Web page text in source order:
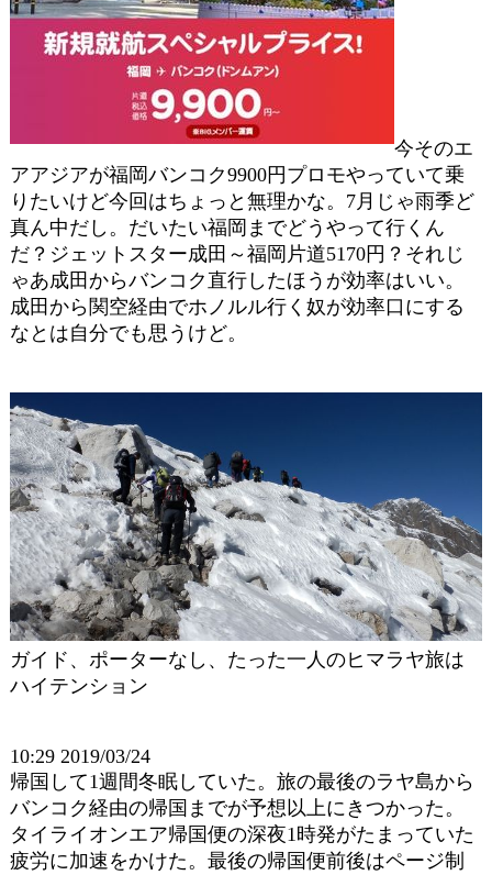
今そのエ
アアジアが福岡バンコク9900円プロモやっていて乗
りたいけど今回はちょっと無理かな。7月じゃ雨季ど
真ん中だし。だいたい福岡までどうやって行くん
だ？ジェットスター成田～福岡片道5170円？それじ
ゃあ成田からバンコク直行したほうが効率はいい。
成田から関空経由でホノルル行く奴が効率口にする
なとは自分でも思うけど。
ガイド、ポーターなし、たった一人のヒマラヤ旅は
ハイテンション
10:29 2019/03/24
帰国して1週間冬眠していた。旅の最後のラヤ島から
バンコク経由の帰国までが予想以上にきつかった。
タイライオンエア帰国便の深夜1時発がたまっていた
疲労に加速をかけた。最後の帰国便前後はページ制